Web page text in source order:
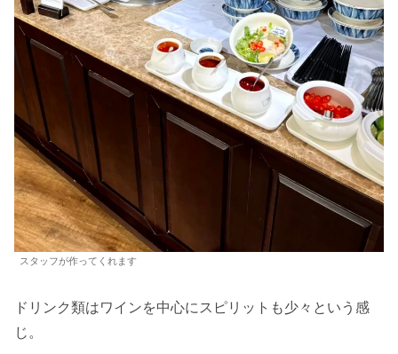
スタッフが作ってくれます
ドリンク類はワインを中心にスピリットも少々という感
じ。